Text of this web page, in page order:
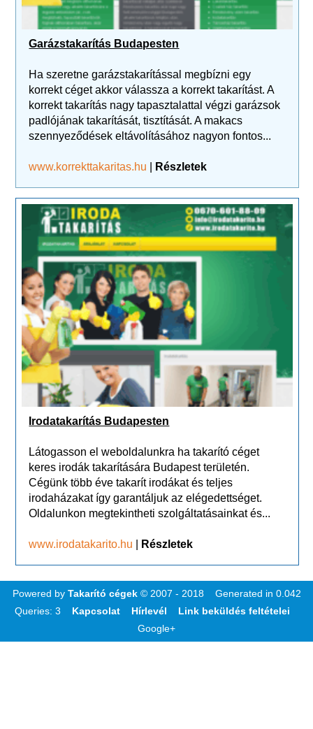
Garázstakarítás Budapesten
Ha szeretne garázstakarítással megbízni egy
korrekt céget akkor válassza a korrekt takarítást. A
korrekt takarítás nagy tapasztalattal végzi garázsok
padlójának takarítását, tisztítását. A makacs
szennyeződések eltávolításához nagyon fontos...
www.korrekttakaritas.hu Részletek
Irodatakarítás Budapesten
Látogasson el weboldalunkra ha takarító céget
keres irodák takarítására Budapest területén.
Cégünk több éve takarít irodákat és teljes
irodaházakat így garantáljuk az elégedettséget.
Oldalunkon megtekintheti szolgáltatásainkat és...
www.irodatakarito.hu Részletek
Powered by Takarító cégek© 2007 - 2018 Generated in 0.042
Queries: 3 Kapcsolat Hírlevél
Link beküldés feltételei
Google+